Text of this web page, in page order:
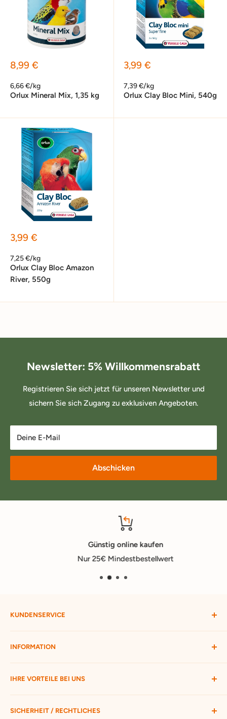
Sonderpreis
8,99 €
6,66 €/kg
Orlux Mineral Mix, 1,35 kg
Sonderpreis
3,99 €
7,39 €/kg
Orlux Clay Bloc Mini, 540g
Sonderpreis
3,99 €
7,25 €/kg
Orlux Clay Bloc Amazon
River, 550g
Newsletter: 5% Willkommensrabatt
Registrieren Sie sich jetzt für unseren Newsletter und
sichern Sie sich Zugang zu exklusiven Angeboten.
Deine E-Mail
Abschicken
Günstig online kaufen
Nur 25€ Mindestbestellwert
KUNDENSERVICE
Mein Konto
Widerruf starten
Bestellung verfolgen
Passwort vergessen
Kontakt
INFORMATION
Versandbedingungen
Ratgeber
Hofmax stellt sich vor
IHRE VORTEILE BEI UNS
ca. 3.500 Produkte zur Auswahl
Nur 25 € Mindestbestellwert
SICHERHEIT / RECHTLICHES